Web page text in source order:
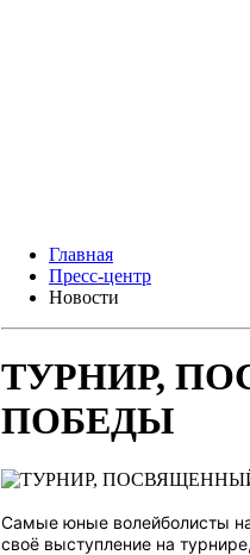
Главная
Пресс-центр
Новости
ТУРНИР,
ПОБЕДЫ
Самые юные волейболисты
своё выступление на